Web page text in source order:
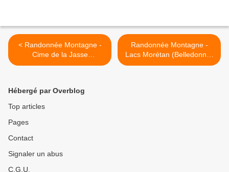
< Randonnée Montagne -
Cime de la Jasse
(Belledonne)
Randonnée Montagne -
Lacs Morétan (Belledonne)
par le Col du Vay >
Hébergé par Overblog
Top articles
Pages
Contact
Signaler un abus
C.G.U.